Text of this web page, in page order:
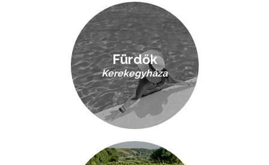
Fürdők
Kerekegyháza